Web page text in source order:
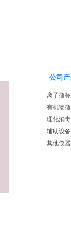
公司
离子指标
有机物
理化消
辅助设备
其他仪器